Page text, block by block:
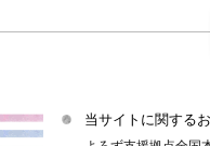
当サイトに関する